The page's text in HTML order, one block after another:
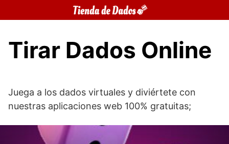
al
Tirar Dados Online
Juega a los dados virtuales y diviértete con
nuestras aplicaciones web 100% gratuitas;